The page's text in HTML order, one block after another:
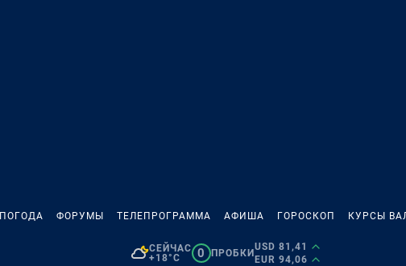
ПОГОДА ФОРУМЫ ТЕЛЕПРОГРАММА АФИША ГОРОСКОП КУРСЫ
СЕЙЧАС
+18°C
0 ПРОБКИ
USD 81,41
EUR 94,06